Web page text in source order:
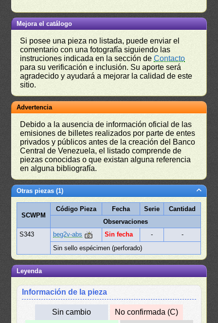
Mejora el catálogo
Si posee una pieza no listada, puede enviar el
comentario con una fotografía siguiendo las
instruciones indicada en la sección deContacto
para su verificación e inclusión. Su aporte será
agradecido y ayudará a mejorar la calidad de este
sitio.
Advertencia
Debido a la ausencia de información oficial de las
emisiones de billetes realizados por parte de entes
privados y públicos antes de la creación del Banco
Central de Venezuela, el listado comprende de
piezas conocidas o que existan alguna referencia
en alguna bibliografía.
Otras piezas (1)
SCWPM
Código Pieza Fecha Serie
Cantidad
Observaciones
S343
beg2v-abs Sin fecha -
-
Sin sello espécimen (perforado)
Leyenda
Información de la pieza
Sin cambio
No confirmada (C)